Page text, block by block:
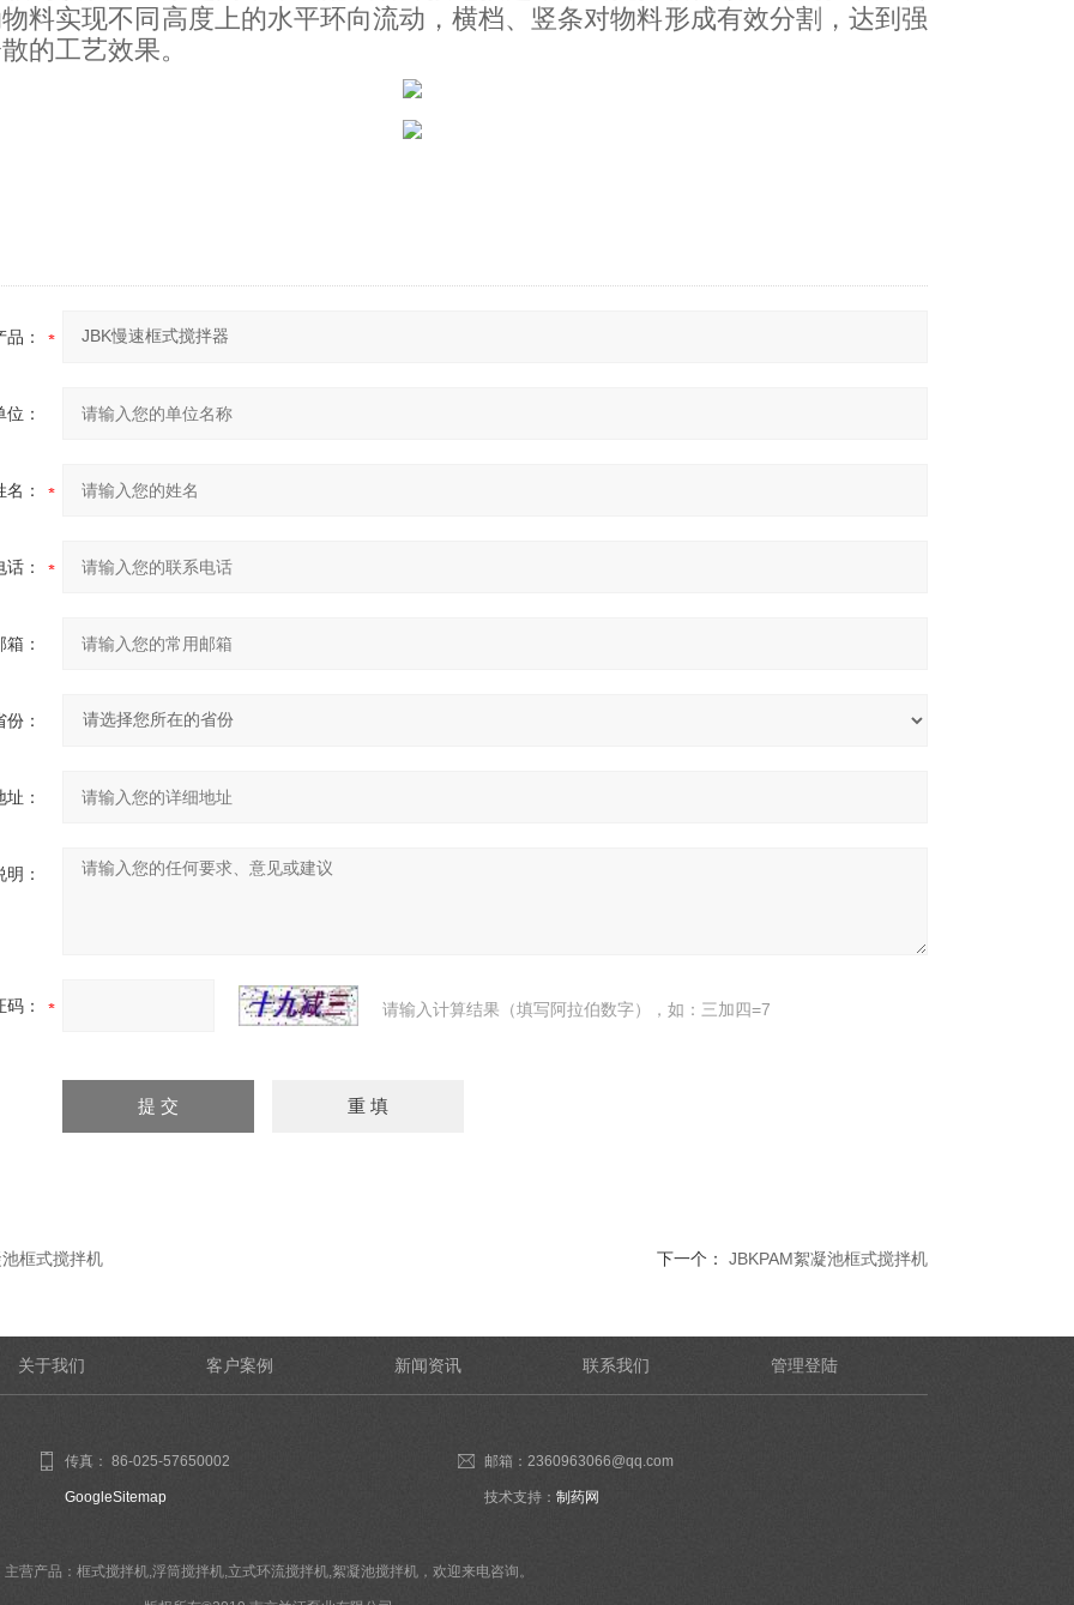
料实现不同高度上的水平环向流动，横档、竖条对物料形成有效分割，达到强
的工艺效果。
品：
：
：
：
：
份：
：
：
码： 请输入计算结果（填写阿拉伯数字），如：三加四=7
框式搅拌机 下一个： JBKPAM絮凝池框式搅拌机
关于我们 客户案例 新闻资讯 联系我们 管理登陆
传真： 86-025-57650002
GoogleSitemap
邮箱：2360963066@qq.com
技术支持： 制药网
主营产品：框式搅拌机,浮筒搅拌机,立式环流搅拌机,絮凝池搅拌机，欢迎来电咨询。